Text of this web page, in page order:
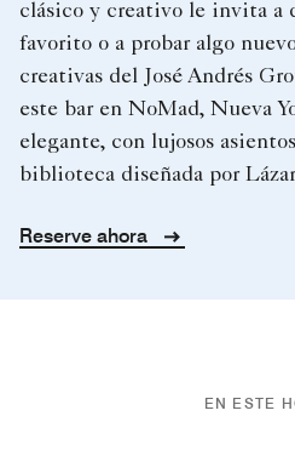
clásico y creativo le invita a
favorito o a probar algo
creativas del José Andrés
este bar en NoMad, Nueva
elegante, con lujosos
biblioteca diseñada por
Reserve ahora
EN ESTE